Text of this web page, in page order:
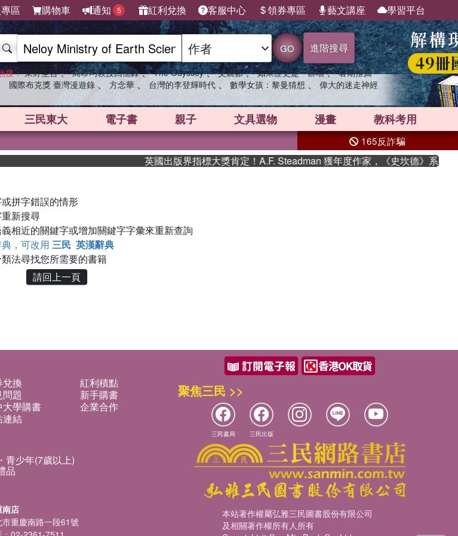
區 購物車 通知 5 紅利兌換 客服中心 領券專區 藝文講座 學習平台
GO 進階搜尋
搜： 東野圭吾 、 高希均教授回憶錄 、 The Odyssey 、 父親節 、 如果歷史是一群喵 、 暑期推薦
國際布克獎 臺灣漫遊錄 、 方念華 、 台灣的李登輝時代 、 數學女孩：黎曼猜想 、 偉大的迷走神經
三民東大 電子書 親子 文具選物 漫畫 教科考用
165反詐騙
英國出版界指標大獎肯定！A.F. Steadman 獲年度作家，《史坎德》系列帶
拼字錯誤的情形
新搜尋
相近的關鍵字或增加關鍵字字彙來重新查詢
，可改用 三民 英漢辭典
法尋找您所需要的書籍
請回上一頁
兌換
紅利積點
題
新手購書
大學購書
企業合作
連結
青少年(7歲以上)
品
南店
市重慶南路一段61號
聚焦三民 >>
三民書局 三民出版
本站著作權屬弘雅三民圖書股份有限公司
及相關著作權所有人所有